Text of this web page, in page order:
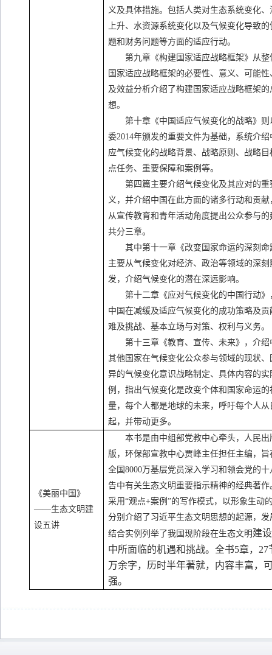
义及具体措施。包括人类对生态系统变化、
上升、水资源系统变化以及气候变化导致
题和财务问题等方面的适应行动。
第九章《构建国家适应战略框架》从整
国家适应战略框架的必要性、意义、可能性
及效益分析介绍了构建国家适应战略框架的
想。
第十章《中国适应气候变化的战略》则
委2014年颁发的重要文件为基础，系统介绍
应气候变化的战略背景、战略原则、战略目
点任务、重要保障和案例等。
第四篇主要介绍气候变化及其应对的重
义，并介绍中国在此方面的诸多行动和贡献
从宣传教育和青年活动角度提出公众参与的
共分三章。
其中第十一章《改变国家命运的深刻命
主要从气候变化对经济、政治等领域的深刻
发，介绍气候变化的潜在深远影响。
第十二章《应对气候变化的中国行动》
中国在减缓及适应气候变化的成功策略及贡
难及挑战、基本立场与对策、权利与义务。
第十三章《教育、宣传、未来》，介绍
其他国家在气候变化公众参与领域的现状、
异的气候变化意识战略制定、具体内容的实
例，指出气候变化是改变个体和国家命运的
量，每个人都是地球的未来，呼吁每个人从
起，并带动更多。
《美丽中国》
——生态文明建
设五讲
本书是由中组部党教中心牵头，人民出
版，环保部宣教中心贾峰主任担任主编，旨
全国8000万基层党员深入学习和领会党的十
告中有关生态文明重要指示精神的经典著作
采用“观点+案例”的写作模式，以形象生动
分别介绍了习近平生态文明思想的起源，发
结合实例列举了我国现阶段在生态文明 建设
中所面临的机遇和挑战。全书5章， 27
万余字，历时半年著就，内容丰富，
强。